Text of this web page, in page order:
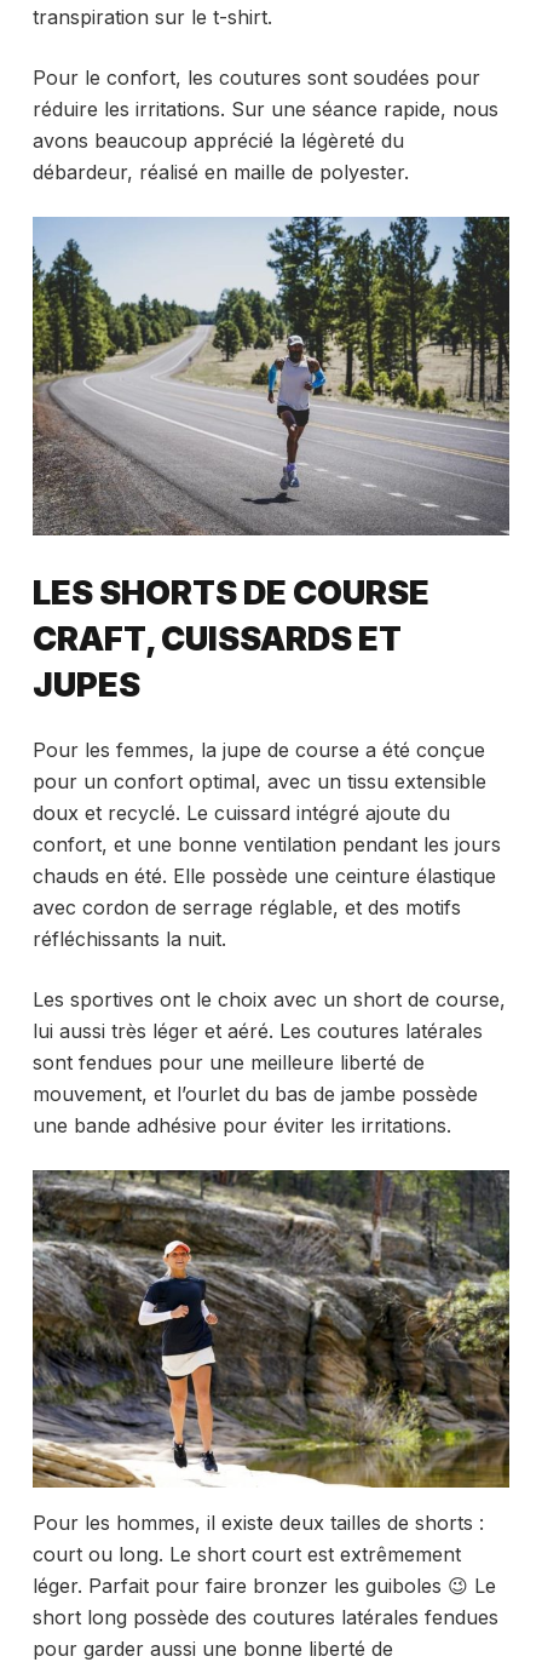
transpiration sur le t-shirt.
Pour le confort, les coutures sont soudées pour
réduire les irritations. Sur une séance rapide, nous
avons beaucoup apprécié la légèreté du
débardeur, réalisé en maille de polyester.
LES SHORTS DE COURSE
CRAFT, CUISSARDS ET
JUPES
Pour les femmes, la jupe de course a été conçue
pour un confort optimal, avec un tissu extensible
doux et recyclé. Le cuissard intégré ajoute du
confort, et une bonne ventilation pendant les jours
chauds en été. Elle possède une ceinture élastique
avec cordon de serrage réglable, et des motifs
réfléchissants la nuit.
Les sportives ont le choix avec un short de course,
lui aussi très léger et aéré. Les coutures latérales
sont fendues pour une meilleure liberté de
mouvement, et l’ourlet du bas de jambe possède
une bande adhésive pour éviter les irritations.
Pour les hommes, il existe deux tailles de shorts :
court ou long. Le short court est extrêmement
léger. Parfait pour faire bronzer les guiboles 😉 Le
short long possède des coutures latérales fendues
pour garder aussi une bonne liberté de